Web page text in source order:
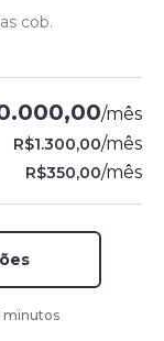
cob.
/mês
R$1.300,00/mês
R$350,00/mês
minutos